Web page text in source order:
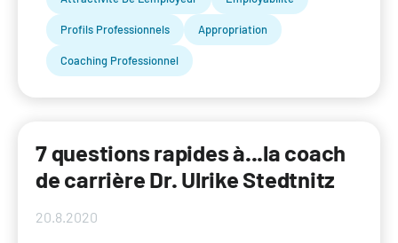
Profils Professionnels Appropriation
Coaching Professionnel
7 questions rapides à...la coach
de carrière Dr. Ulrike Stedtnitz
20.8.2020